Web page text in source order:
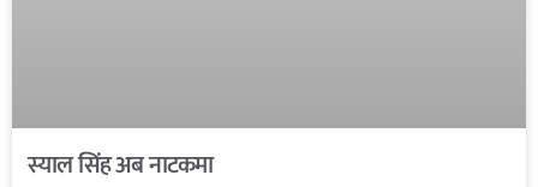
स्याल सिंह अब नाटकमा